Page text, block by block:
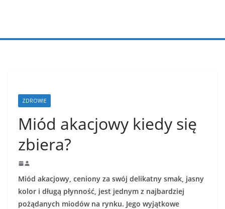
ZDROWIE
Miód akacjowy kiedy się
zbiera?
Miód akacjowy, ceniony za swój delikatny smak, jasny
kolor i długą płynność, jest jednym z najbardziej
pożądanych miodów na rynku. Jego wyjątkowe